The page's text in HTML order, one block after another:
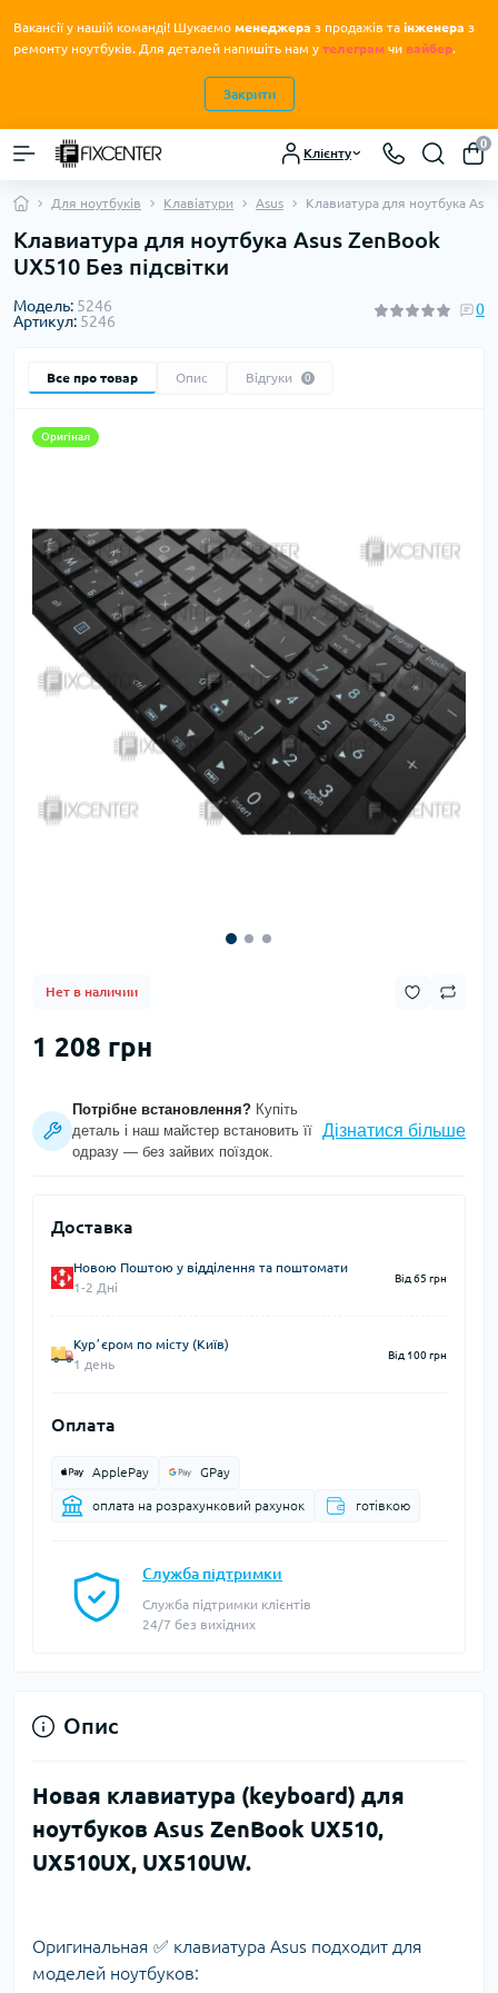
Вакансії у нашій команді! Шукаємо менеджера з продажів та інженера з
ремонту ноутбуків. Для деталей напишіть нам у телеграм чи вайбер.
Закрити
Клієнту
0
Для ноутбуків Клавіатури Asus Клавиатура для ноутбука
Клавиатура для ноутбука Asus ZenBook
UX510 Без підсвітки
Модель: 5246
Артикул: 5246
0
Все про товар Опис Відгуки 0
Оригінал
Нет в наличии
1 208 грн
Потрібне встановлення? Купіть
деталь і наш майстер встановить її
одразу — без зайвих поїздок.
Дізнатися більше
Доставка
Новою Поштою у відділення та поштомати
1-2 Дні
Від 65 грн
Курʼєром по місту (Київ)
1 день
Від 100 грн
Оплата
ApplePay GPay
оплата на розрахунковий рахунок готівкою
Служба підтримки
Служба підтримки клієнтів
24/7 без вихідних
Опис
Новая клавиатура (keyboard) для
ноутбуков Asus ZenBook UX510,
UX510UX, UX510UW.
Оригинальная ✅ клавиатура Asus подходит для
моделей ноутбуков: